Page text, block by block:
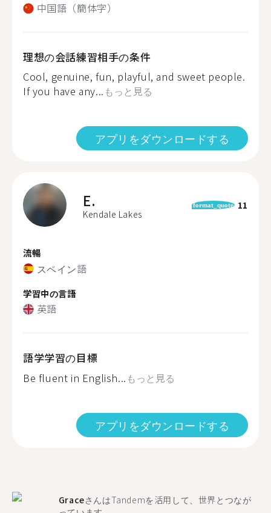
中国語（簡体字）
理想の会話練習相手の条件
Cool, genuine, fun, playful, and sweet people.
If you have any... もっと見る
アプリをダウンロードする
E.
Kendale Lakes
format_quote 11
流暢
スペイン語
学習中の言語
英語
語学学習の目標
Be fluent in English... もっと見る
アプリをダウンロードする
GraceさんはTandemを活用して、世界とつなが